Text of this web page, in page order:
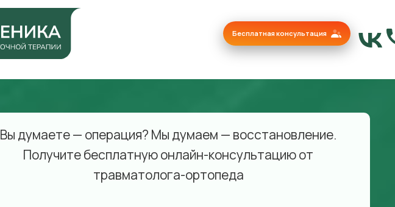
Бесплатная консультация
Вы думаете — операция? Мы думаем — восстановление.
Получите бесплатную онлайн-консультацию от
травматолога-ортопеда